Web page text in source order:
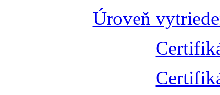
Úroveň